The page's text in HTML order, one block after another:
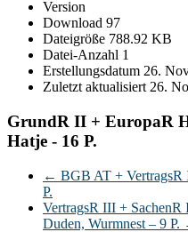
Version
Download 97
Dateigröße 788.92 KB
Datei-Anzahl 1
Erstellungsdatum 26.
Zuletzt aktualisiert 26.
GrundR II + EuropaR
Hatje - 16 P.
← BGB AT + VertragsR
P.
VertragsR III + SachenR
Duden, Wurmnest – 9 P.